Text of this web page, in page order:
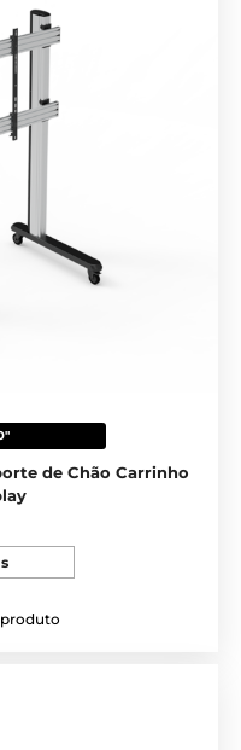
de Chão Carrinho